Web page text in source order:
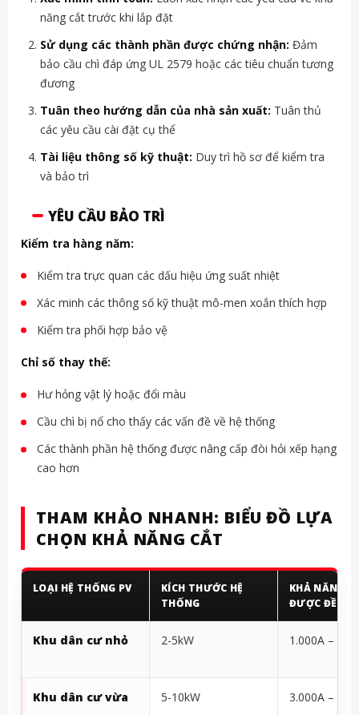
năng cắt trước khi lắp đặt
Sử dụng các thành phần được chứng nhận: Đảm
bảo cầu chì đáp ứng UL 2579 hoặc các tiêu chuẩn tương
đương
Tuân theo hướng dẫn của nhà sản xuất: Tuân thủ
các yêu cầu cài đặt cụ thể
Tài liệu thông số kỹ thuật: Duy trì hồ sơ để kiểm tra
và bảo trì
YÊU CẦU BẢO TRÌ
Kiểm tra hàng năm:
Kiểm tra trực quan các dấu hiệu ứng suất nhiệt
Xác minh các thông số kỹ thuật mô-men xoắn thích hợp
Kiểm tra phối hợp bảo vệ
Chỉ số thay thế:
Hư hỏng vật lý hoặc đổi màu
Cầu chì bị nổ cho thấy các vấn đề về hệ thống
Các thành phần hệ thống được nâng cấp đòi hỏi xếp hạng
cao hơn
THAM KHẢO NHANH: BIỂU ĐỒ LỰA
CHỌN KHẢ NĂNG CẮT
LOẠI HỆ THỐNG PV
KÍCH THƯỚC HỆ
THỐNG
KHẢ NĂNG
ĐƯỢC ĐỀ
Khu dân cư nhỏ 2-5kW 1.000A –
Khu dân cư vừa 5-10kW 3.000A –